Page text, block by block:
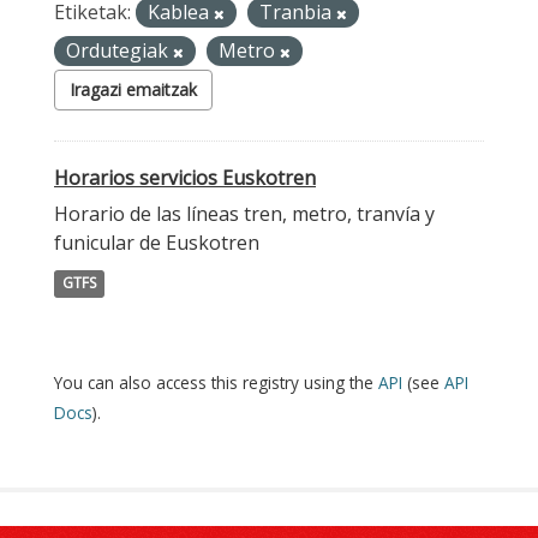
Etiketak: Kablea
Tranbia
Ordutegiak
Metro
Iragazi emaitzak
Horarios servicios Euskotren
Horario de las líneas tren, metro, tranvía y
funicular de Euskotren
GTFS
You can also access this registry using the API (see API
Docs).